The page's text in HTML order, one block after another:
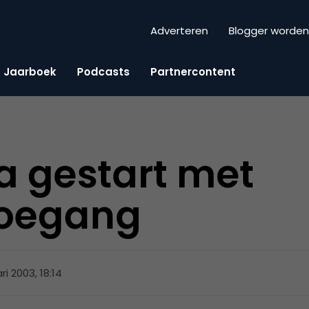
Adverteren Blogger worden
Jaarboek Podcasts Partnercontent
gestart met
2003, 18:14